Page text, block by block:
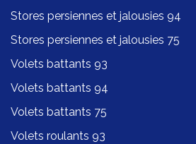
Stores persiennes et jalousies 94
Stores persiennes et jalousies 75
Volets battants 93
Volets battants 94
Volets battants 75
Volets roulants 93